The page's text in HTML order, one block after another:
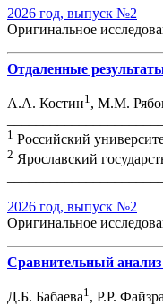
2026 год, выпуск №2
Оригинальное
Отдаленные
А.А. Костин1 , М.М.
1 Российский
2 Ярославский
2026 год, выпуск №2
Оригинальное
Сравнительный анализ
Д.Б. Бабаева1 , Р.Р.